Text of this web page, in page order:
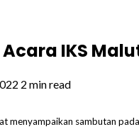
IKS
2 min read
menyampaikan sambutan